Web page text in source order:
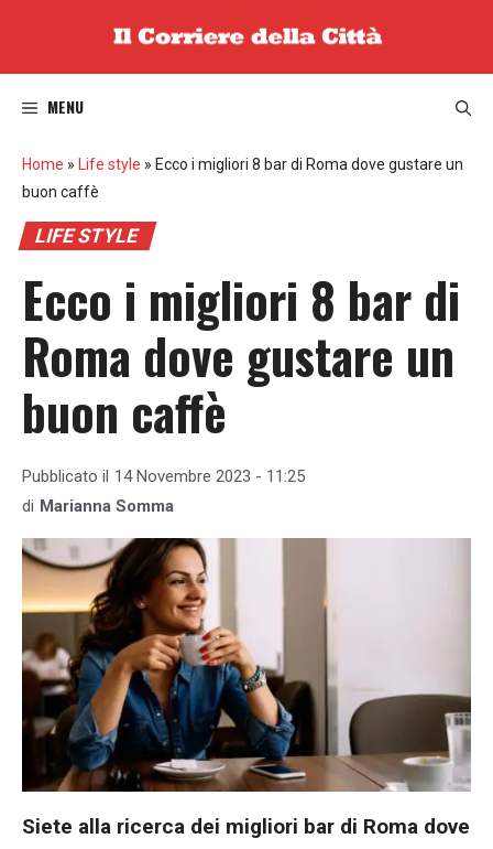
MENU
Home » Life style » Ecco i migliori 8 bar di Roma dove gustare un
buon caffè
LIFE STYLE
Ecco i migliori 8 bar di
Roma dove gustare un
buon caffè
Pubblicato il 14 Novembre 2023 - 11:25
di Marianna Somma
Siete alla ricerca dei migliori bar di Roma dove